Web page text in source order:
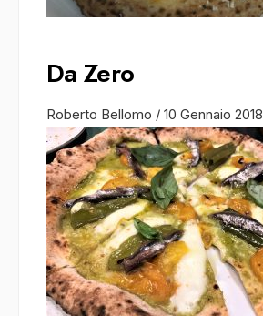
Da Zero
Roberto Bellomo / 10 Gennaio 2018